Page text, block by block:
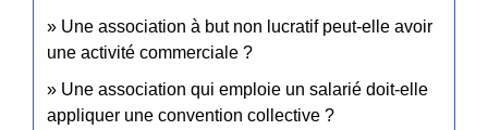
Une association à but non lucratif peut-elle avoir
une activité commerciale ?
Une association qui emploie un salarié doit-elle
appliquer une convention collective ?